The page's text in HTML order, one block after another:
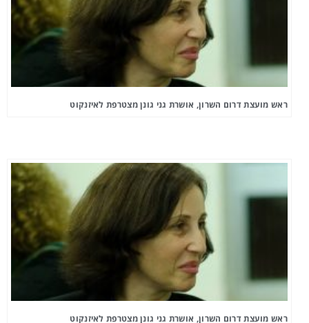
ראש מועצת דרום השרון, אושרת גני גונן מצטרפת לאיזנקוט
ראש מועצת דרום השרון, אושרת גני גונן מצטרפת לאיזנקוט